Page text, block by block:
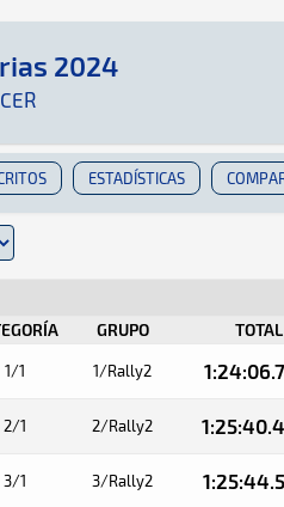
2024
Aquí podrás
ESTADÍSTICAS
GRUPO TOTAL
1/1 1/Rally2 1:24:06.7
2/1 2/Rally2 1:25:40.4
3/1 3/Rally2 1:25:44.5